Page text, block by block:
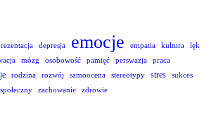
depresja emocje empatia kultura
lęk
mózg osobowość pamięć perswazja
praca
rodzina rozwój samoocena stereotypy stres sukces
zachowanie zdrowie